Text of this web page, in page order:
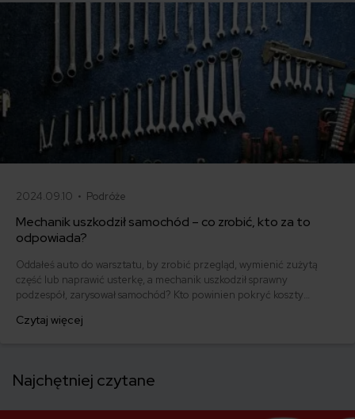
2024.09.10 • Podróże
Mechanik uszkodził samochód – co zrobić, kto za to
odpowiada?
Oddałeś auto do warsztatu, by zrobić przegląd, wymienić zużytą
część lub naprawić usterkę, a mechanik uszkodził sprawny
podzespół, zarysował samochód? Kto powinien pokryć koszty
Czytaj więcej
Najchętniej czytane